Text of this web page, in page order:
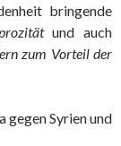
bringende
und auch
zum Vorteil der
Syrien und